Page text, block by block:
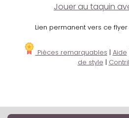
Jouer au taquin
Lien permanent vers ce flyer
Pièces remarquables | Aide
de style |